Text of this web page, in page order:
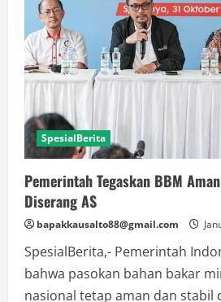
Sampai
Kapan?
SpesialBerita
Pemerintah Tegaskan BBM
Diserang AS
bapakkausalto88@gmail.com
SpesialBerita,- Pemerintah
bahwa pasokan bahan bakar
nasional tetap aman dan stabil